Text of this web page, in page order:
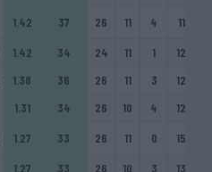
1.42 37 26 11 4 11
1.42 34 24 11 1 12
1.38 36 26 11 3 12
1.31 34 26 10 4 12
1.27 33 26 11 0 15
1.27 33 26 10 3 13